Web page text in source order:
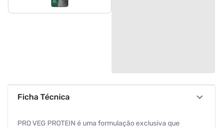
Ficha Técnica
PRO VEG PROTEIN é uma formulação exclusiva que